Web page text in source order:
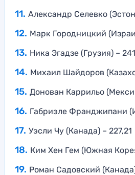
Александр Селевко
Марк Городницкий
Ника Эгадзе (Грузия) –
Михаил Шайдоров
Донован Каррильо
Габриэле Франджипани
Уэсли Чу (Канада) – 227,21
Ким Хен Гем (Южная
Роман Садовский